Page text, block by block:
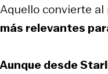
Aquello convierte al
más relevantes
Aunque desde